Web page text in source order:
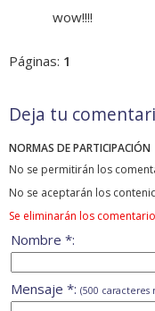
wow!!!!
Páginas: 1
Deja tu
NORMAS DE PARTICIPACIÓN
No se permitirán los
No se aceptarán los
Se eliminarán los
Nombre *:
Mensaje *: (500 caracteres